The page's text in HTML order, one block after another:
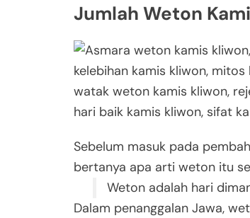
Jumlah Weton
Sebelum masuk pada
bertanya apa arti weton itu
Weton adalah hari
Dalam penanggalan Jawa,